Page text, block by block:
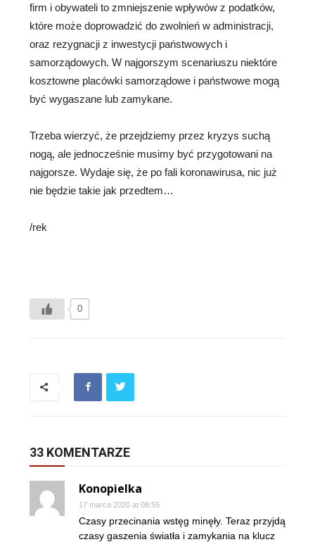
firm i obywateli to zmniejszenie wpływów z podatków,
które może doprowadzić do zwolnień w administracji,
oraz rezygnacji z inwestycji państwowych i
samorządowych. W najgorszym scenariuszu niektóre
kosztowne placówki samorządowe i państwowe mogą
być wygaszane lub zamykane.
Trzeba wierzyć, że przejdziemy przez kryzys suchą
nogą, ale jednocześnie musimy być przygotowani na
najgorsze. Wydaje się, że po fali koronawirusa, nic już
nie będzie takie jak przedtem…
/rek
0
33 KOMENTARZE
Konopielka
17 marca 2020 at 08:55
Czasy przecinania wstęg minęły. Teraz przyjdą
czasy gaszenia światła i zamykania na klucz